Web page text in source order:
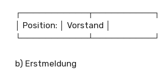
┌───────────┬──────────┐
│ Position: │ Vorstand │
└───────────┴──────────┘
b) Erstmeldung